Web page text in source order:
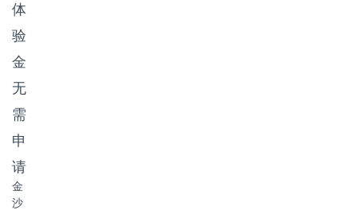
体
验
金
无
需
申
请
金
沙